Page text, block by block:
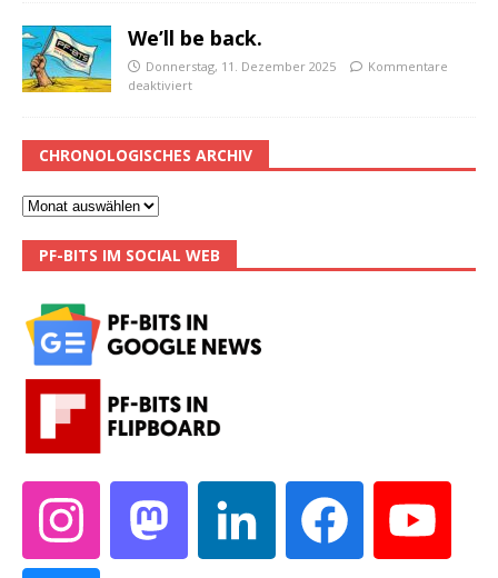
We’ll be back.
Donnerstag, 11. Dezember 2025
Kommentare
deaktiviert
CHRONOLOGISCHES ARCHIV
PF-BITS IM SOCIAL WEB